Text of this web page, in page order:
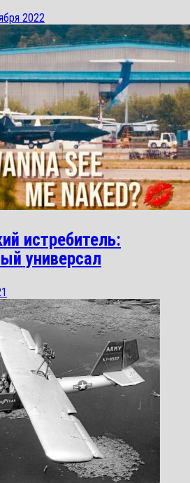
2022
истребитель:
универсал